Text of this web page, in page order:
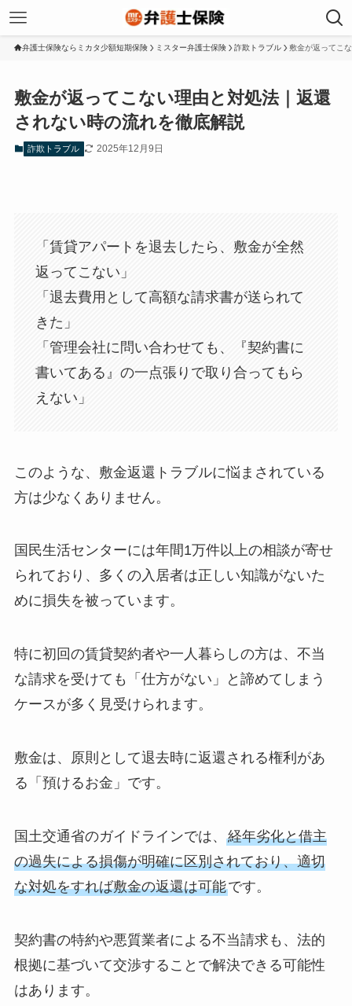
弁護士保険ならミカタ少額短期保険 ミスター弁護士保険 詐欺トラブル 敷金が返ってこ
敷金が返ってこない理由と対処法｜返還
されない時の流れを徹底解説
詐欺トラブル 2025年12月9日
「賃貸アパートを退去したら、敷金が全然
返ってこない」
「退去費用として高額な請求書が送られて
きた」
「管理会社に問い合わせても、『契約書に
書いてある』の一点張りで取り合ってもら
えない」
このような、敷金返還トラブルに悩まされている
方は少なくありません。
国民生活センターには年間1万件以上の相談が寄せ
られており、多くの入居者は正しい知識がないた
めに損失を被っています。
特に初回の賃貸契約者や一人暮らしの方は、不当
な請求を受けても「仕方がない」と諦めてしまう
ケースが多く見受けられます。
敷金は、原則として退去時に返還される権利があ
る「預けるお金」です。
国土交通省のガイドラインでは、 経年劣化と借主
の過失による損傷が明確に区別されており、適切
な対処をすれば敷金の返還は可能です。
契約書の特約や悪質業者による不当請求も、法的
根拠に基づいて交渉することで解決できる可能性
はあります。